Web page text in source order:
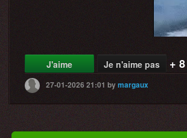
J'aime Je n'aime pas + 8
27-01-2026 21:01 bymargaux